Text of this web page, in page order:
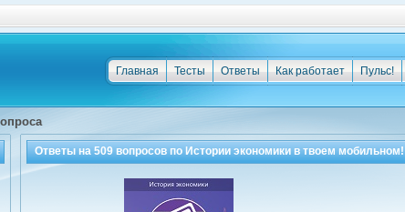
Пульс!
Как работает
Ответы
Тесты
Главная
Ответы на509вопросов поИстории экономикив твоем мобильном!